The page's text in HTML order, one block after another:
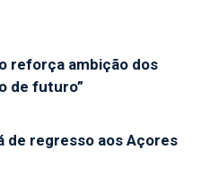
reforça ambição dos
de futuro”
de regresso aos Açores